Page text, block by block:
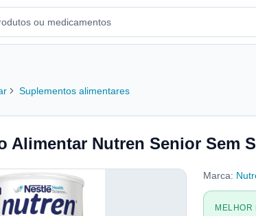
Suplementos alimentares
Alimentar Nutren Senior Sem
Marca:
MELHOR